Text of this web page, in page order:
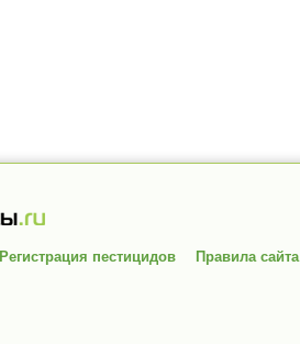
Регистрация пестицидов Правила сайта